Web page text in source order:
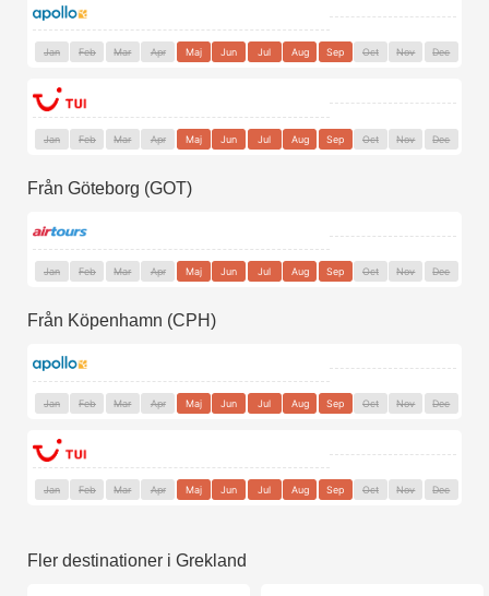
Jan Feb Mar Apr Maj Jun Jul Aug Sep Oct Nov Dec
Jan Feb Mar Apr Maj Jun Jul Aug Sep Oct Nov Dec
Från Göteborg (GOT)
Jan Feb Mar Apr Maj Jun Jul Aug Sep Oct Nov Dec
Från Köpenhamn (CPH)
Jan Feb Mar Apr Maj Jun Jul Aug Sep Oct Nov Dec
Jan Feb Mar Apr Maj Jun Jul Aug Sep Oct Nov Dec
Fler destinationer i Grekland